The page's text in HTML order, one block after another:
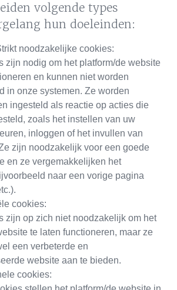
volgende types
hun doeleinden:
noodzakelijke cookies:
zijn nodig om het platform/de website
en kunnen niet worden
in onze systemen. Ze worden
ingesteld als reactie op acties die
zoals het instellen van uw
inloggen of het invullen van
zijn noodzakelijk voor een goede
en ze vergemakkelijken het
naar een vorige pagina
cookies:
zijn op zich niet noodzakelijk om het
te laten functioneren, maar ze
een verbeterde en
website aan te bieden.
cookies: